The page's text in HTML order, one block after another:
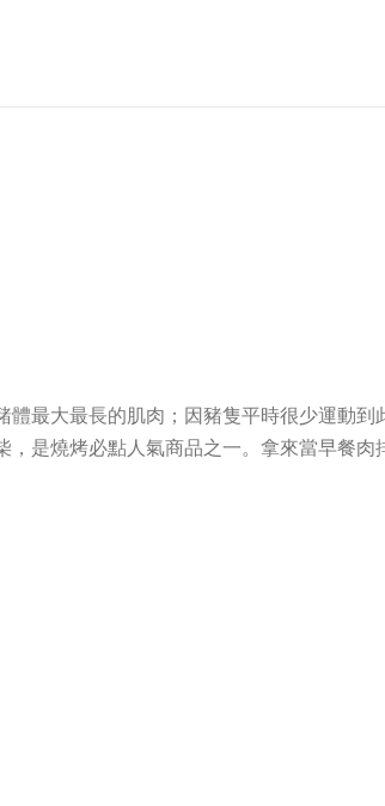
最大最長的肌肉；因豬隻平時很少運動
， 是燒烤必點人氣商品之一。拿來當早餐肉